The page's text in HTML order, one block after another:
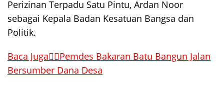
Perizinan Terpadu Satu Pintu, Ardan Noor
sebagai Kepala Badan Kesatuan Bangsa dan
Politik.
Baca Juga👉🏻Pemdes Bakaran Batu Bangun Jalan
Bersumber Dana Desa